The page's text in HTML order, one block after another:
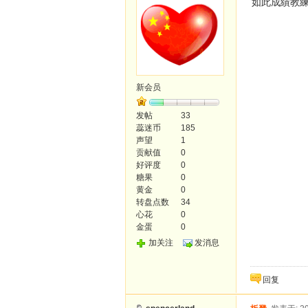
新会员
发帖
33
蕊迷币
185
声望
1
贡献值
0
好评度
0
糖果
0
黄金
0
转盘点数
34
心花
0
金蛋
0
加关注
发消息
回复